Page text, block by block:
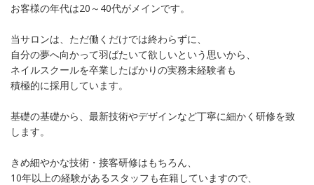
お客様の年代は20～40代がメインです。
当サロンは、ただ働くだけでは終わらずに、
自分の夢へ向かって羽ばたいて欲しいという思いから、
ネイルスクールを卒業したばかりの実務未経験者も
積極的に採用しています。
基礎の基礎から、最新技術やデザインなど丁寧に細かく研修を致
します。
きめ細やかな技術・接客研修はもちろん、
10年以上の経験があるスタッフも在籍していますので、